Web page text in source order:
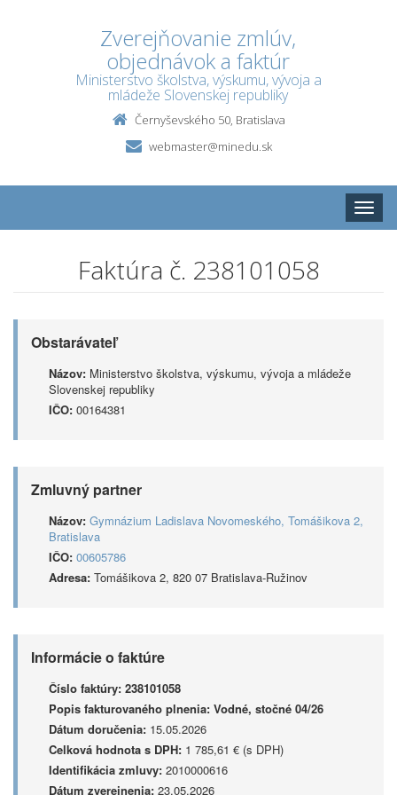
Zverejňovanie zmlúv,
objednávok a faktúr
Ministerstvo školstva, výskumu, vývoja a
mládeže Slovenskej republiky
Černyševského 50, Bratislava
webmaster@minedu.sk
Toggle
Faktúra č. 238101058
Obstarávateľ
Názov: Ministerstvo školstva, výskumu, vývoja a mládeže
Slovenskej republiky
IČO: 00164381
Zmluvný partner
Názov: Gymnázium Ladislava Novomeského, Tomášikova 2,
Bratislava
IČO: 00605786
Adresa: Tomášikova 2, 820 07 Bratislava-Ružinov
Informácie o faktúre
Číslo faktúry: 238101058
Popis fakturovaného plnenia: Vodné, stočné 04/26
Dátum doručenia: 15.05.2026
Celková hodnota s DPH: 1 785,61 € (s DPH)
Identifikácia zmluvy: 2010000616
Dátum zverejnenia: 23.05.2026